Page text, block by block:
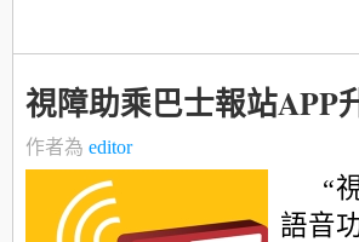
視障助乘巴士報站APP
作者為 editor
“
語音